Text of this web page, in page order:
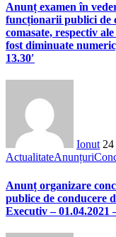
Anunț examen în
funcționarii publici de
comasate, respectiv
fost diminuate
13.30′
Ionut 24
ActualitateAnunțuri
Anunț organizare
publice de conducere
Executiv – 01.04.2021